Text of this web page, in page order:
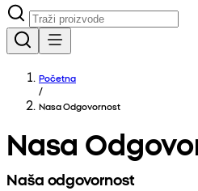
Početna
/
Nasa Odgovornost
Nasa
Naša odgovornost